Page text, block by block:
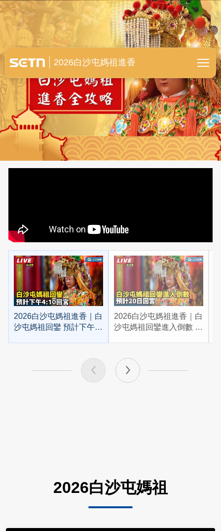
白沙屯媽祖進香全紀錄
2026白沙屯媽祖進香
2026白沙屯媽祖進香｜白
沙屯媽祖回鑾 預計下午
2026白沙屯媽祖進香｜白
沙屯媽祖回鑾進入倒數 預
2026白沙屯媽祖